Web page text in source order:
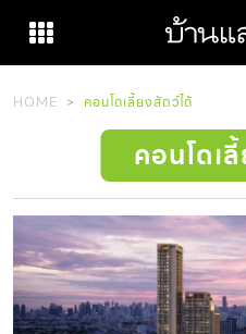
content
HOME คอนโดเลี้ยงสัตว์ได้
คอนโดเ